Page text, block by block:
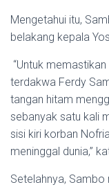
Mengetahui itu,
belakang kepala
“Untuk
terdakwa Ferdy
tangan hitam
sebanyak satu kali
sisi kiri korban
meninggal dunia,”
Setelahnya, Sambo